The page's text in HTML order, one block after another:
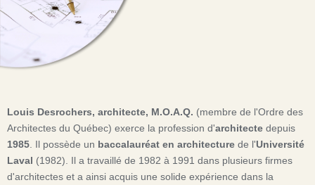
Louis Desrochers, architecte, M.O.A.Q. (membre de l'Ordre des
Architectes du Québec) exerce la profession d'architecte depuis
1985 . Il possède un baccalauréat en architecture de l'Université
Laval (1982). Il a travaillé de 1982 à 1991 dans plusieurs firmes
d'architectes et a ainsi acquis une solide expérience dans la